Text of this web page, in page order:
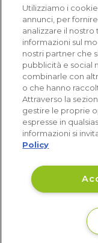
Acquisti
Utilizziamo i
annunci, per
analizzare il
informazioni sul
nostri partner che
pubblicità e social
combinarle con
o che hanno
Attraverso la
gestire le proprie
espresse in
informazioni si
Policy